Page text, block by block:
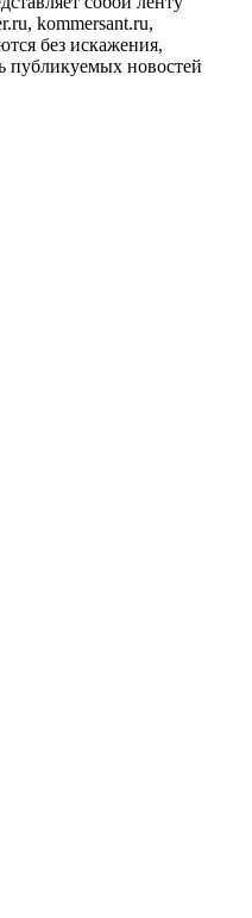
kommersant.ru,
без искажения,
публикуемых новостей